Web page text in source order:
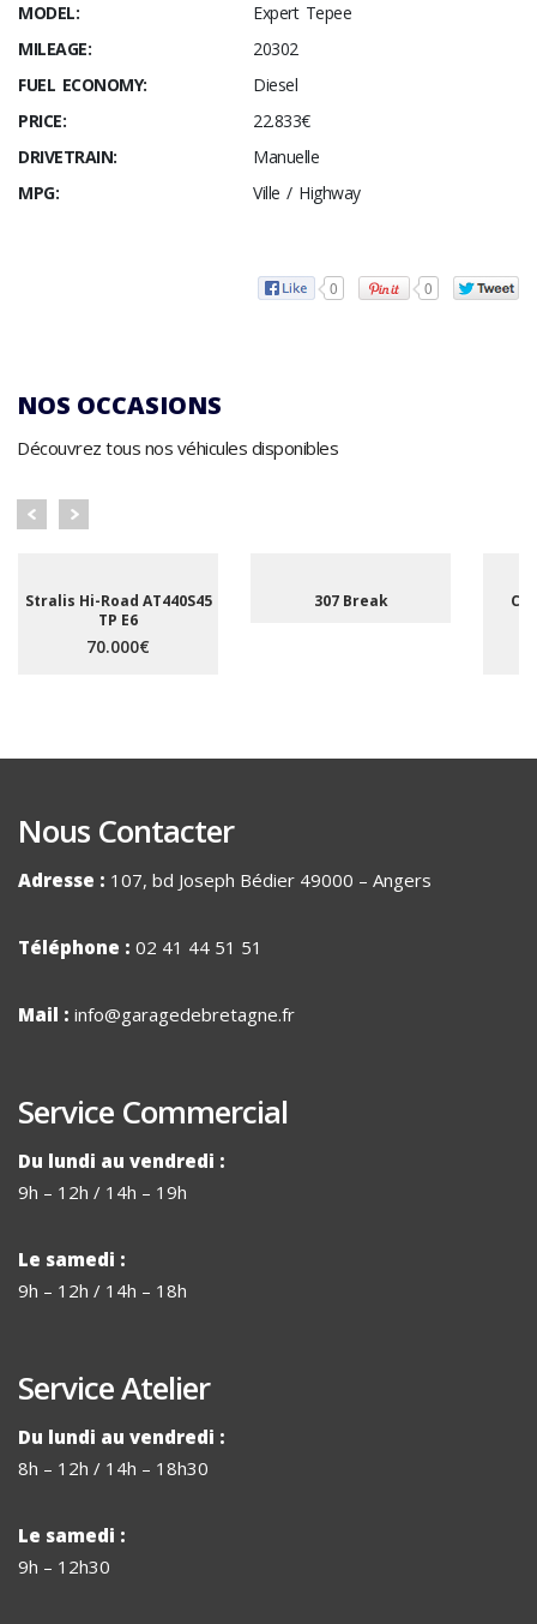
MODEL:
Expert Tepee
MILEAGE:
20302
FUEL ECONOMY:
Diesel
PRICE:
22.833€
DRIVETRAIN:
Manuelle
MPG:
Ville / Highway
0 0
NOS OCCASIONS
Découvrez tous nos véhicules disponibles
Stralis Hi-Road AT440S45
TP E6
70.000€
307 Break
C5
Nous Contacter
Adresse : 107, bd Joseph Bédier 49000 – Angers
Téléphone : 02 41 44 51 51
Mail : info@garagedebretagne.fr
Service Commercial
Du lundi au vendredi :
9h – 12h / 14h – 19h
Le samedi :
9h – 12h / 14h – 18h
Service Atelier
Du lundi au vendredi :
8h – 12h / 14h – 18h30
Le samedi :
9h – 12h30